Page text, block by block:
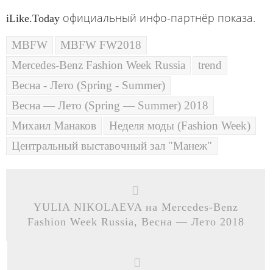
iLike.Today официальный инфо-партнёр показа.
MBFW
MBFW FW2018
Mercedes-Benz Fashion Week Russia
trend
Весна - Лето (Spring - Summer)
Весна — Лето (Spring — Summer) 2018
Михаил Манаков
Неделя моды (Fashion Week)
Центральный выставочный зал "Манеж"
YULIA NIKOLAEVA на Mercedes-Benz
Fashion Week Russia, Весна — Лето 2018